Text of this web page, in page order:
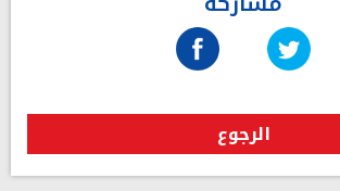
الرجوع